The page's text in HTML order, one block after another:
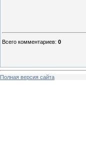
Всего комментариев: 0
Полная версия сайта